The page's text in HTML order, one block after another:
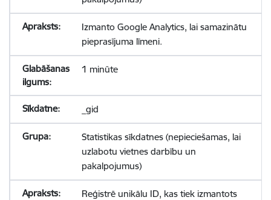
Izmanto Google Analytics, lai samazinātu
pieprasījuma līmeni.
1 minūte
_gid
Statistikas sīkdatnes (nepieciešamas, lai
uzlabotu vietnes darbību un
pakalpojumus)
Reģistrē unikālu ID, kas tiek izmantots